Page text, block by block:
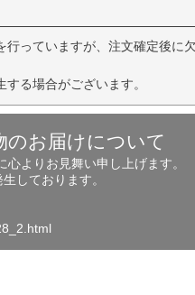
っていますが、注文確定後に
る場合がございます。
のお届けについて
よりお見舞い申し上げます。
しております。